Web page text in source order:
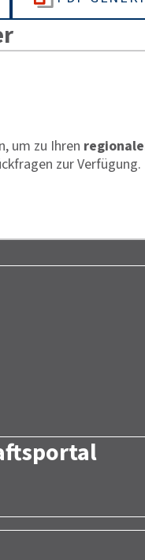
um zu Ihren
zur Verfügung.